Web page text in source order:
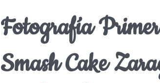
Fotografía
Smash Cake